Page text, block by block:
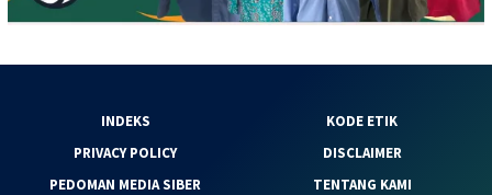
INDEKS
KODE ETIK
PRIVACY POLICY
DISCLAIMER
PEDOMAN MEDIA SIBER
TENTANG KAMI